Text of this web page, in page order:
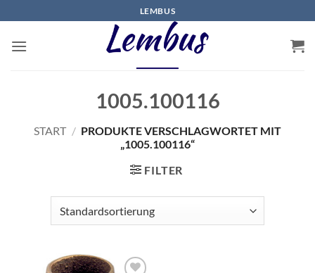
Inhalt
springen
LEMBUS
1005.100116
START / PRODUKTE VERSCHLAGWORTET MIT
„1005.100116“
FILTER